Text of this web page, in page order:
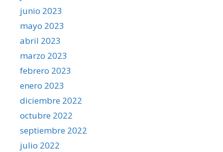
junio 2023
mayo 2023
abril 2023
marzo 2023
febrero 2023
enero 2023
diciembre 2022
octubre 2022
septiembre 2022
julio 2022